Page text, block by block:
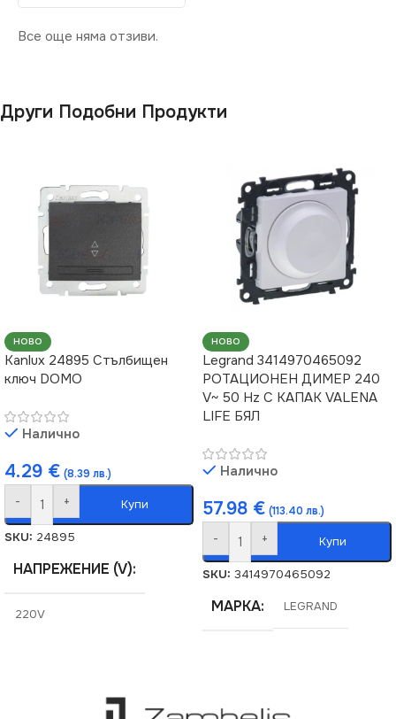
Все още няма отзиви.
Други Подобни Продукти
НОВО
Kanlux 24895 Стълбищен
ключ DOMO
Налично
4.29 € (8.39 лв.)
- + Купи
SKU: 24895
НАПРЕЖЕНИЕ (V)
220V
НОВО
Legrand 3414970465092
РОТАЦИОНЕН ДИМЕР 240
V~ 50 Hz С КАПАК VALENA
LIFE БЯЛ
Налично
57.98 € (113.40 лв.)
- + Купи
SKU: 3414970465092
МАРКА LEGRAND